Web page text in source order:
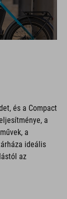
és a Compact
a
a
ideális
az